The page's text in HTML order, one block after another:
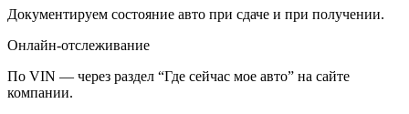
Документируем состояние авто при сдаче и при получении.
Онлайн-отслеживание
По VIN — через раздел “Где сейчас мое авто” на сайте
компании.